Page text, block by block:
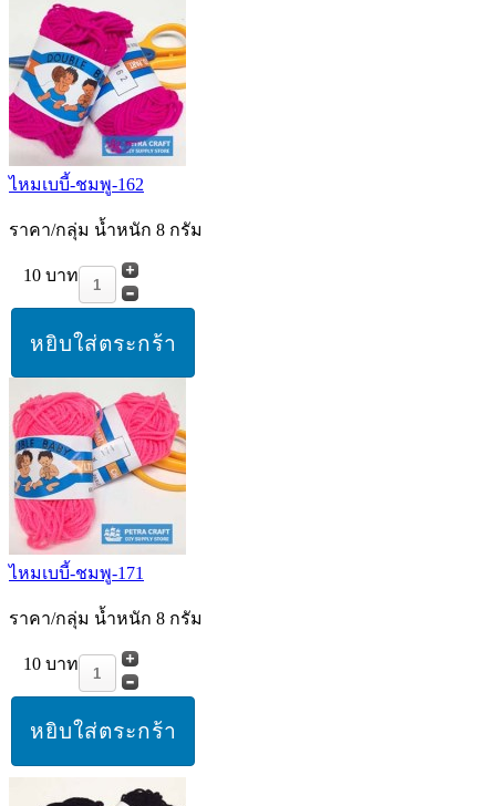
ไหมเบบี้-ชมพู-162
ราคา/กลุ่ม น้ำหนัก 8 กรัม
10 บาท
ไหมเบบี้-ชมพู-171
ราคา/กลุ่ม น้ำหนัก 8 กรัม
10 บาท